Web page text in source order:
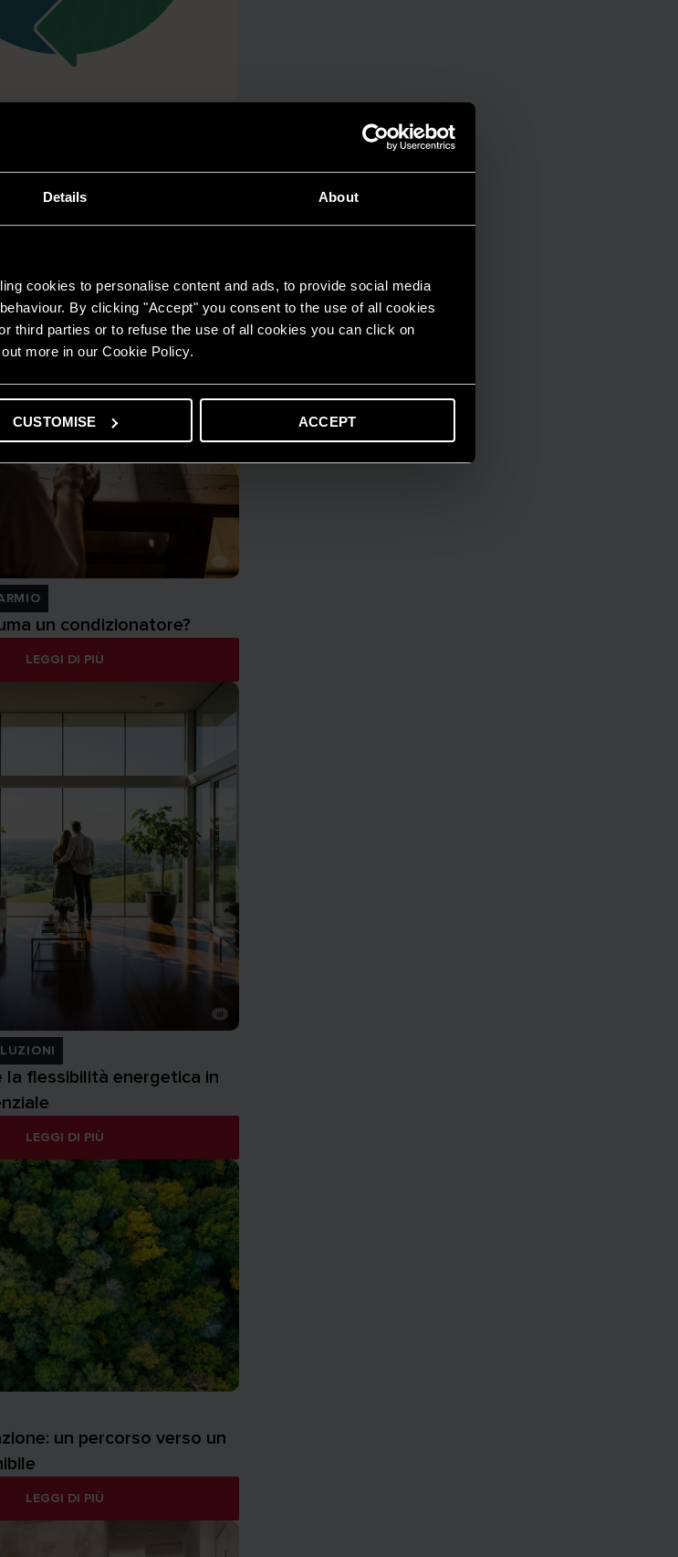
Details About
cookies to personalise content and ads, to provide social media
By clicking "Accept" you consent to the use of all cookies
third parties or to refuse the use of all cookies you can click on
more in our Cookie Policy.
CUSTOMISE ACCEPT
di efficienza
LEGGI DI PIÙ
un condizionatore?
LEGGI DI PIÙ
la flessibilità energetica in
LEGGI DI PIÙ
un percorso verso un
LEGGI DI PIÙ